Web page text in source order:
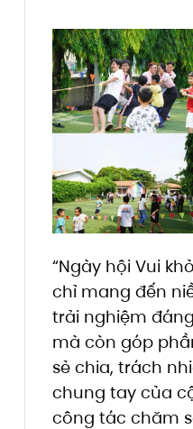
“Ngày hội Vui
chỉ mang đến
trải nghiệm
mà còn góp
sẻ chia, trách
chung tay của
công tác chăm